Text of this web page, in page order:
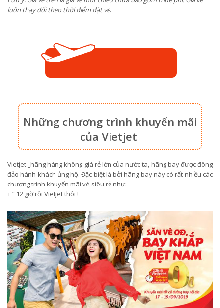
luôn thay đổi theo thời điểm đặt vé.
Những chương trình khuyến mãi
của Vietjet
Vietjet _hãng hàng không giá rẻ lớn của nước ta, hãng bay được đông
đảo hành khách ủng hộ. Đặc biệt là bởi hãng bay này có rất nhiều các
chương trình khuyến mãi vé siêu rẻ như:
+ “ 12 giờ rồi Vietjet thôi !